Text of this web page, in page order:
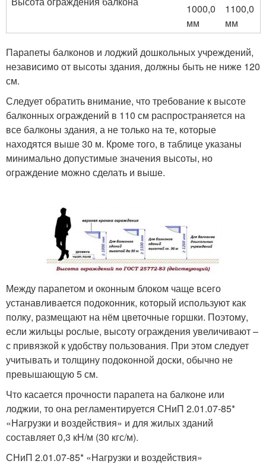
1000,0
мм
1100,0
мм
Парапеты балконов и лоджий дошкольных учреждений,
независимо от высоты здания, должны быть не ниже 120
см.
Следует обратить внимание, что требование к высоте
балконных ограждений в 110 см распространяется на
все балконы здания, а не только на те, которые
находятся выше 30 м. Кроме того, в таблице указаны
минимально допустимые значения высоты, но
ограждение можно сделать и выше.
Между парапетом и оконным блоком чаще всего
устанавливается подоконник, который используют как
полку, размещают на нём цветочные горшки. Поэтому,
если жильцы рослые, высоту ограждения увеличивают –
с привязкой к удобству пользования. При этом следует
учитывать и толщину подоконной доски, обычно не
превышающую 5 см.
Что касается прочности парапета на балконе или
лоджии, то она регламентируется СНиП 2.01.07-85*
«Нагрузки и воздействия» и для жилых зданий
составляет 0,3 кН/м (30 кгс/м).
СНиП 2.01.07-85* «Нагрузки и воздействия»